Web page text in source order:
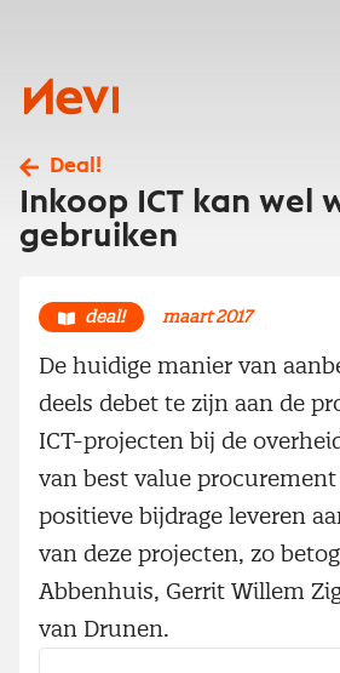
Nevi
Deal!
Inkoop ICT kan wel
gebruiken
deal! maart 2017
De huidige manier van
deels debet te zijn aan de
ICT-projecten bij de
van best value procurement
positieve bijdrage leveren
van deze projecten, zo
Abbenhuis, Gerrit Willem
van Drunen.